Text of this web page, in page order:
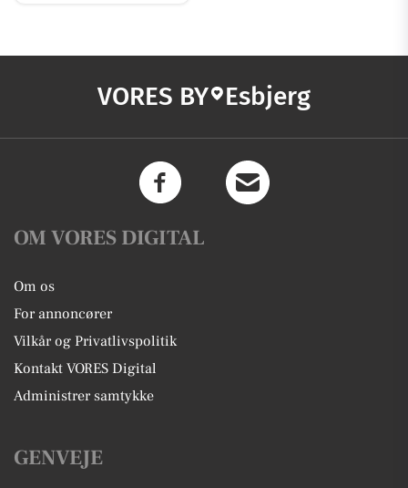
VORES BY Esbjerg
OM VORES DIGITAL
Om os
For annoncører
Vilkår og Privatlivspolitik
Kontakt VORES Digital
Administrer samtykke
GENVEJE